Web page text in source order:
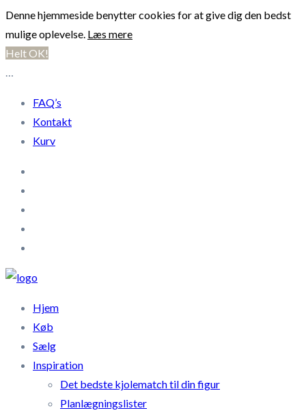
Denne hjemmeside benytter cookies for at give dig den bedst
mulige oplevelse. Læs mere
Helt OK!
…
FAQ’s
Kontakt
Kurv
Hjem
Køb
Sælg
Inspiration
Det bedste kjolematch til din figur
Planlægningslister